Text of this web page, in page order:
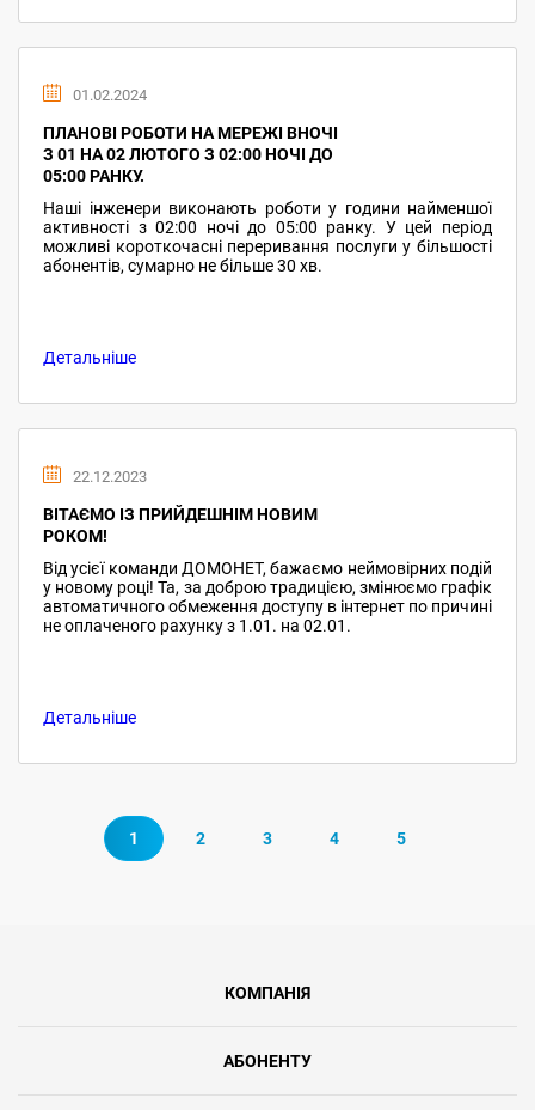
01.02.2024
ПЛАНОВІ РОБОТИ НА МЕРЕЖІ ВНОЧІ
З 01 НА 02 ЛЮТОГО З 02:00 НОЧІ ДО
05:00 РАНКУ.
Наші інженери виконають роботи у години найменшої
активності з 02:00 ночі до 05:00 ранку. У цей період
можливі короткочасні переривання послуги у більшості
абонентів, сумарно не більше 30 хв.
Детальніше
22.12.2023
ВІТАЄМО ІЗ ПРИЙДЕШНІМ НОВИМ
РОКОМ!
Від усієї команди ДОМОНЕТ, бажаємо неймовірних подій
у новому році! Та, за доброю традицією, змінюємо графік
автоматичного обмеження доступу в інтернет по причині
не оплаченого рахунку з 1.01. на 02.01.
Детальніше
1 2 3 4 5
КОМПАНІЯ
АБОНЕНТУ